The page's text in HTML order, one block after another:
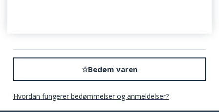
☆Bedøm varen
Hvordan fungerer bedømmelser og anmeldelser?